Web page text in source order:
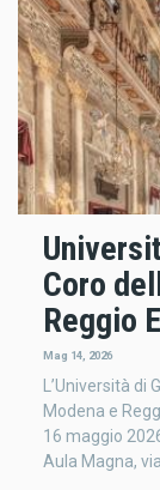
Coro
Reggio
Mag 14, 2026
L’Università di
Modena e
16 maggio
Aula Magna,